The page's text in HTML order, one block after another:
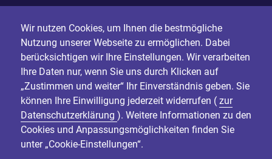
Wir nutzen Cookies, um Ihnen die bestmögliche
Nutzung unserer Webseite zu ermöglichen. Dabei
berücksichtigen wir Ihre Einstellungen. Wir verarbeiten
Ihre Daten nur, wenn Sie uns durch Klicken auf
„Zustimmen und weiter“ Ihr Einverständnis geben. Sie
können Ihre Einwilligung jederzeit widerrufen ( zur
Datenschutzerklärung ). Weitere Informationen zu den
Cookies und Anpassungsmöglichkeiten finden Sie
unter „Cookie-Einstellungen“.